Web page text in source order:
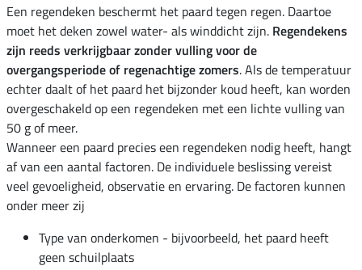
Een regendeken beschermt het paard tegen regen. Daartoe
moet het deken zowel water- als winddicht zijn. Regendekens
zijn reeds verkrijgbaar zonder vulling voor de
overgangsperiode of regenachtige zomers. Als de temperatuur
echter daalt of het paard het bijzonder koud heeft, kan worden
overgeschakeld op een regendeken met een lichte vulling van
50 g of meer.
Wanneer een paard precies een regendeken nodig heeft, hangt
af van een aantal factoren. De individuele beslissing vereist
veel gevoeligheid, observatie en ervaring. De factoren kunnen
onder meer zij
Type van onderkomen - bijvoorbeeld, het paard heeft
geen schuilplaats